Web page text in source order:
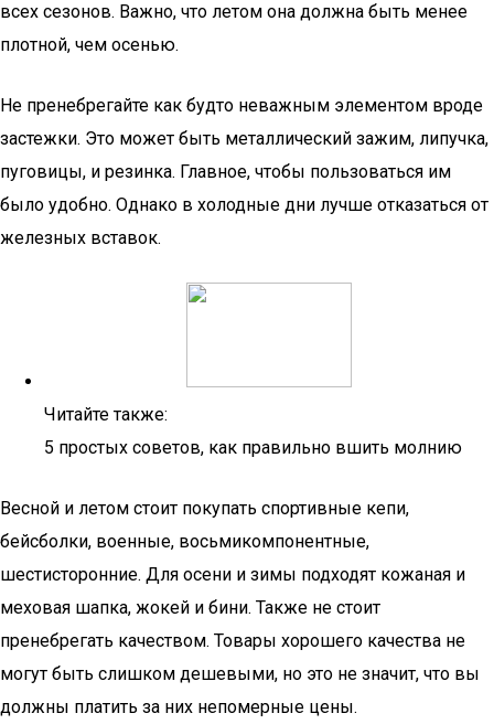
всех сезонов. Важно, что летом она должна быть менее
плотной, чем осенью.
Не пренебрегайте как будто неважным элементом вроде
застежки. Это может быть металлический зажим, липучка,
пуговицы, и резинка. Главное, чтобы пользоваться им
было удобно. Однако в холодные дни лучше отказаться от
железных вставок.
Читайте также:
5 простых советов, как правильно вшить молнию
Весной и летом стоит покупать спортивные кепи,
бейсболки, военные, восьмикомпонентные,
шестисторонние. Для осени и зимы подходят кожаная и
меховая шапка, жокей и бини. Также не стоит
пренебрегать качеством. Товары хорошего качества не
могут быть слишком дешевыми, но это не значит, что вы
должны платить за них непомерные цены.